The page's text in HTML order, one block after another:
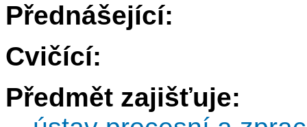
Přednášející:
Cvičící:
Předmět zajišťuje: